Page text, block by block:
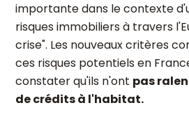
importante dans le contexte
risques immobiliers à travers
crise". Les nouveaux critères
ces risques potentiels en
constater qu'ils n'ont pas
de crédits à l'habitat.